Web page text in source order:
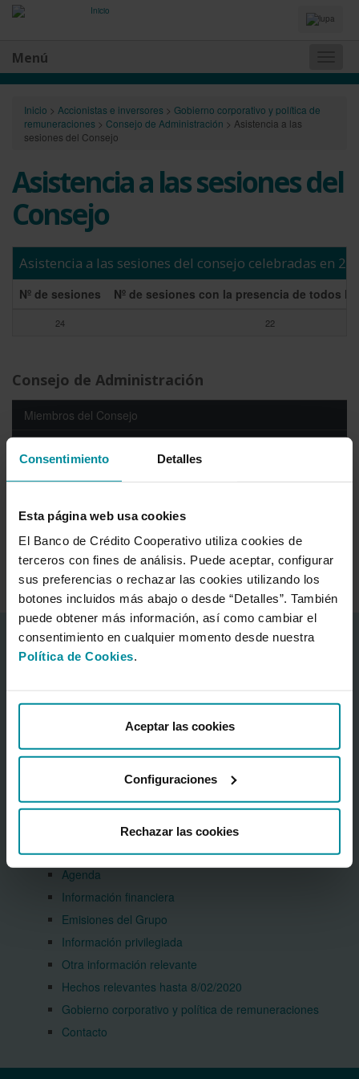
Consentimiento Detalles
Esta página web usa cookies
El Banco de Crédito Cooperativo utiliza cookies de
terceros con fines de análisis. Puede aceptar, configurar
sus preferencias o rechazar las cookies utilizando los
botones incluidos más abajo o desde “Detalles”. También
puede obtener más información, así como cambiar el
consentimiento en cualquier momento desde nuestra
Política de Cookies.
Aceptar las cookies
Configuraciones
Rechazar las cookies
Idiomas
y
Menú
Inicio > Accionistas e inversores > Gobierno corporativo y política de
remuneraciones > Consejo de Administración > Asistencia a las
sesiones del Consejo
Asistencia a las sesiones del
Consejo
Asistencia a las sesiones del consejo celebradas en
Nº de sesiones Nº de sesiones con la presencia de todos
24 22
Consejo de Administración
Miembros del Consejo
Acciones y opciones
Comisión Delegada y otros Comités
Información corporativa
Preguntas frecuentes
Grupo Cooperativo Cajamar
Accionistas e inversores
Presentación institucional del Grupo
Accionistas
Agenda
Información financiera
Emisiones del Grupo
Información privilegiada
Otra información relevante
Hechos relevantes hasta 8/02/2020
Gobierno corporativo y política de remuneraciones
Contacto